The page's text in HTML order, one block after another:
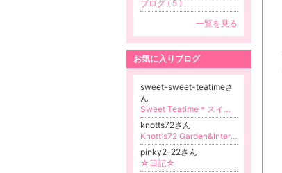
ブログ ( 5 )
一覧を見る
お気に入りブログ
sweet-sweet-teatimeさ
ん
Sweet Teatime＊スイートティータイム
knotts72さん
Knott's72 Garden&Interior
pinky2-22さん
☆日記☆